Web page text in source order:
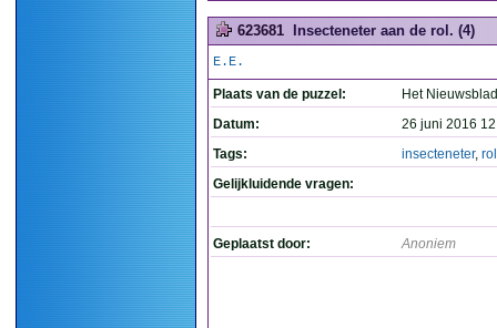
623681 Insecteneter aan de rol. (4)
E.E.
Plaats van de puzzel:
Het Nieuwsblad
Datum:
26 juni 2016
Tags:
insecteneter, rol
Gelijkluidende vragen:
Geplaatst door: Anoniem